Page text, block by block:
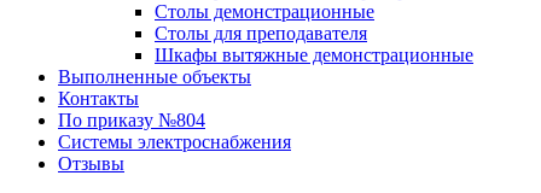
Столы демонстрационные
Столы для преподавателя
Шкафы вытяжные демонстрационные
Выполненные объекты
Контакты
По приказу №804
Системы электроснабжения
Отзывы